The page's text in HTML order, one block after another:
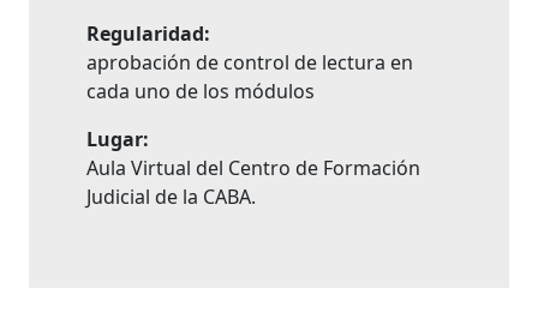
Regularidad:
aprobación de control de lectura en
cada uno de los módulos
Lugar:
Aula Virtual del Centro de Formación
Judicial de la CABA.